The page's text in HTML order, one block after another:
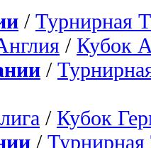
/ Турнирная
/ Кубок
/
/ Кубок
/ Турнирная